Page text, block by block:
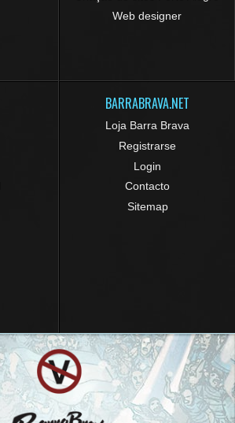
Web designer
BARRABRAVA.NET
Loja Barra Brava
Registrarse
Login
Contacto
Sitemap